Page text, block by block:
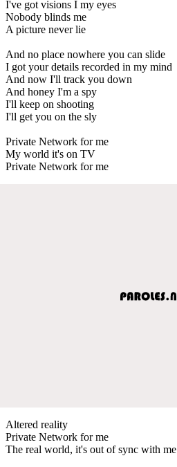
I've got visions I my eyes
Nobody blinds me
A picture never lie
And no place nowhere you can slide
I got your details recorded in my mind
And now I'll track you down
And honey I'm a spy
I'll keep on shooting
I'll get you on the sly
Private Network for me
My world it's on TV
Private Network for me
Altered reality
Private Network for me
The real world, it's out of sync with me